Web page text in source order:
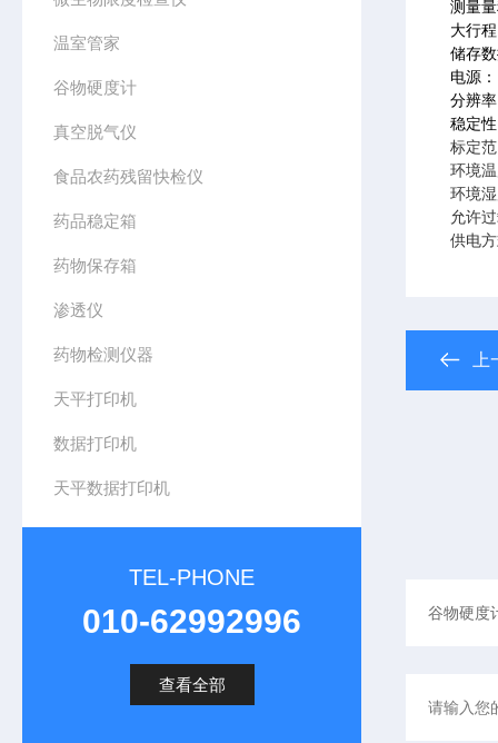
温室管家
谷物硬度计
真空脱气仪
食品农药残留快检仪
药品稳定箱
药物保存箱
渗透仪
药物检测仪器
天平打印机
数据打印机
天平数据打印机
TEL-PHONE
010-62992996
查看全部
测量
大行程
储存
电源
分辨率
稳定性
标定
环境
环境
允许
供电